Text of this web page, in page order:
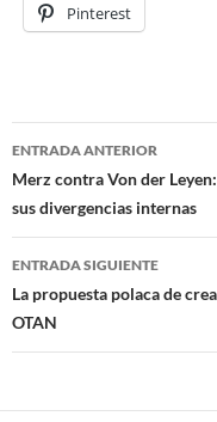
Pinterest
Navegación
de
entradas
ENTRADA ANTERIOR
Merz contra Von der
sus divergencias internas
ENTRADA SIGUIENTE
La propuesta polaca de
OTAN